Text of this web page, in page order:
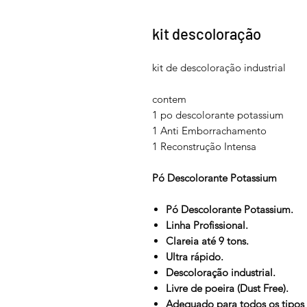
kit descoloração
kit de descoloração industrial
contem
1 po descolorante potassium
1 Anti Emborrachamento
1 Reconstrução Intensa
Pó Descolorante Potassium
Pó Descolorante Potassium.
Linha Profissional.
Clareia até 9 tons.
Ultra rápido.
Descoloração industrial.
Livre de poeira (Dust Free).
Adequado para todos os